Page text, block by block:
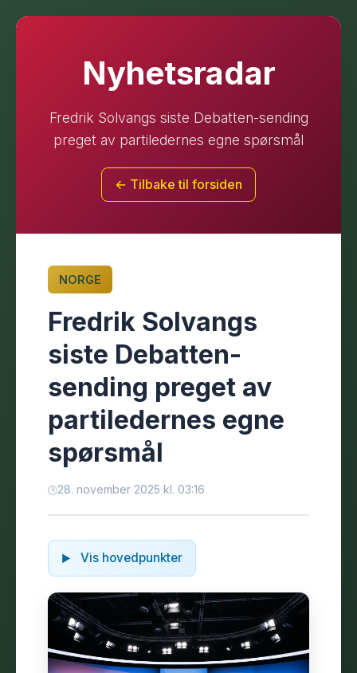
Nyhetsradar
Fredrik Solvangs siste Debatten-sending
preget av partiledernes egne spørsmål
← Tilbake til forsiden
NORGE
Fredrik Solvangs
siste Debatten-
sending preget av
partiledernes egne
spørsmål
28. november 2025 kl. 03:16
Vis hovedpunkter